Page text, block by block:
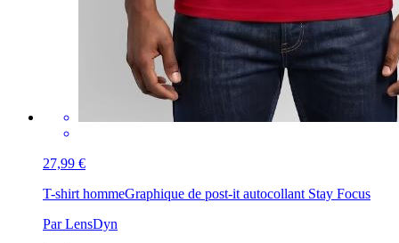
27,99 €
T-shirt hommeGraphique de post-it autocollant Stay Focus
Par LensDyn